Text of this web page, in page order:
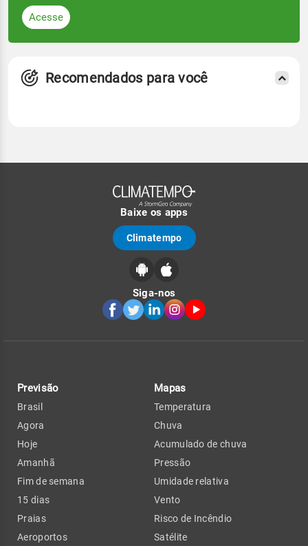
Acesse
Recomendados para você
Baixe os apps
Climatempo
Siga-nos
Previsão
Brasil
Agora
Hoje
Amanhã
Fim de semana
15 dias
Praias
Aeroportos
Mapas
Temperatura
Chuva
Acumulado de chuva
Pressão
Umidade relativa
Vento
Risco de Incêndio
Satélite